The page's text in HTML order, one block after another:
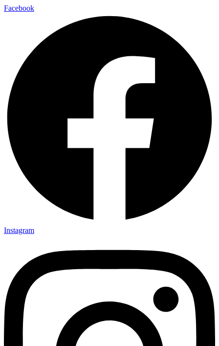
Facebook
Instagram